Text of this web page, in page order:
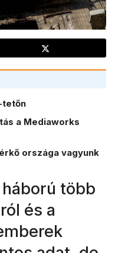
tetőn
a Mediaworks
országa vagyunk
több
és a